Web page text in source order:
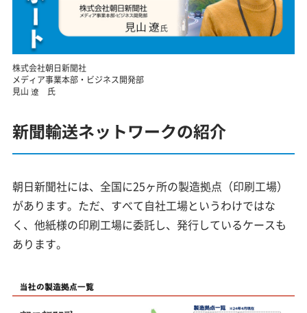
株式会社朝日新聞社
メディア事業本部・ビジネス開発部
見山 遼 氏
新聞輸送ネットワークの紹介
朝日新聞社には、全国に25ヶ所の製造拠点（印刷工場）
があります。ただ、すべて自社工場というわけではな
く、他紙様の印刷工場に委託し、発行しているケースも
あります。